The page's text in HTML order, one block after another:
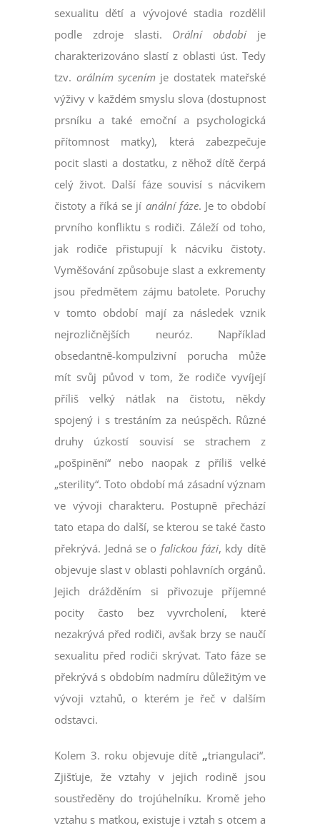
sexualitu dětí a vývojové stadia rozdělil
podle zdroje slasti. Orální obdobíje
charakterizováno slastí z oblasti úst. Tedy
tzv. orálním sycením je dostatek mateřské
výživy v každém smyslu slova (dostupnost
prsníku a také emoční a psychologická
přítomnost matky), která zabezpečuje
pocit slasti a dostatku, z něhož dítě čerpá
celý život. Další fáze souvisí s nácvikem
čistoty a říká se jí anální fáze. Je to období
prvního konfliktu s rodiči. Záleží od toho,
jak rodiče přistupují k nácviku čistoty.
Vyměšování způsobuje slast a exkrementy
jsou předmětem zájmu batolete. Poruchy
v tomto období mají za následek vznik
nejrozličnějších neuróz. Například
obsedantně-kompulzivní porucha může
mít svůj původ v tom, že rodiče vyvíjejí
příliš velký nátlak na čistotu, někdy
spojený i s trestáním za neúspěch. Různé
druhy úzkostí souvisí se strachem z
„pošpinění“ nebo naopak z příliš velké
„sterility“. Toto období má zásadní význam
ve vývoji charakteru. Postupně přechází
tato etapa do další, se kterou se také často
překrývá. Jedná se o falickou fázi, kdy dítě
objevuje slast v oblasti pohlavních orgánů.
Jejich drážděním si přivozuje příjemné
pocity často bez vyvrcholení, které
nezakrývá před rodiči, avšak brzy se naučí
sexualitu před rodiči skrývat. Tato fáze se
překrývá s obdobím nadmíru důležitým ve
vývoji vztahů, o kterém je řeč v dalším
odstavci.
Kolem 3. roku objevuje dítě „triangulaci“.
Zjišťuje, že vztahy v jejich rodině jsou
soustředěny do trojúhelníku. Kromě jeho
vztahu s matkou, existuje i vztah s otcem a